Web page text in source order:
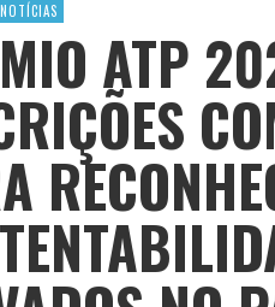
NOTÍCIAS
ATP